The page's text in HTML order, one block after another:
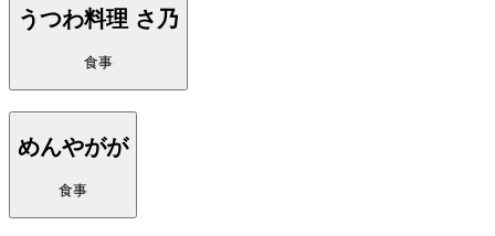
うつわ料理 さ乃
食事
めんやがが
食事